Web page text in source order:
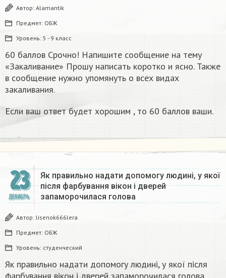
Автор: Alamantik
Предмет: ОБЖ
Уровень: 5 - 9 класс
60 баллов Срочно! Напишите сообщение на тему
«Закаливание» Прошу написать коротко и ясно. Также
в сообщение нужно упомянуть о всех видах
закаливания.
Если ваш ответ будет хорошим , то 60 баллов ваши.
23
ДЕКАБРЬ
Як правильно надати допомогу людині, у якої
після фарбування вікон і дверей
запаморочилася голова
Автор: lisenok666lera
Предмет: ОБЖ
Уровень: студенческий
Як правильно надати допомогу людині, у якої після
фарбування вікон і дверей запаморочилася голова